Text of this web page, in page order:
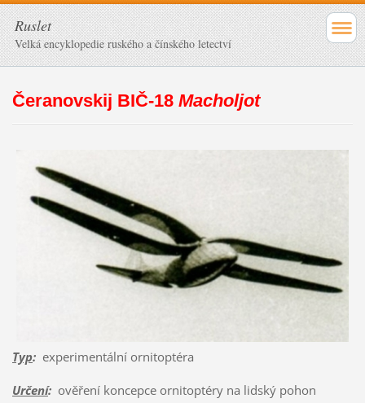
Ruslet
Velká encyklopedie ruského a čínského letectví
Čeranovskij BIČ-18 Macholjot
Typ:experimentální ornitoptéra
Určení:ověření koncepce ornitoptéry na lidský pohon